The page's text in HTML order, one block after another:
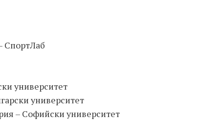
СпортЛаб
университет
университет
– Софийски университет